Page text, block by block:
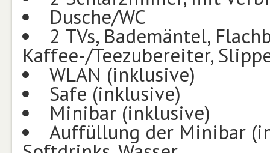
Dusche/WC
2 TVs, Bademäntel,
Kaffee-/Teezubereiter,
WLAN (inklusive)
Safe (inklusive)
Minibar (inklusive)
Auffüllung der Minibar